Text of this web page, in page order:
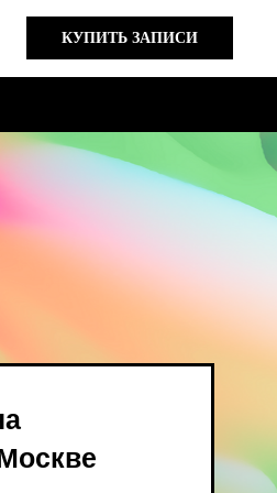
КУПИТЬ ЗАПИСИ